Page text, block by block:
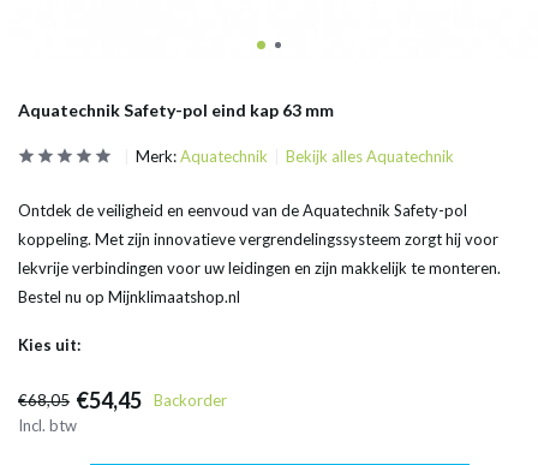
Aquatechnik Safety-pol eind kap 63 mm
Merk:Aquatechnik Bekijk alles Aquatechnik
Ontdek de veiligheid en eenvoud van de Aquatechnik Safety-pol
koppeling. Met zijn innovatieve vergrendelingssysteem zorgt hij voor
lekvrije verbindingen voor uw leidingen en zijn makkelijk te monteren.
Bestel nu op Mijnklimaatshop.nl
Kies uit:
€68,05 €54,45
Backorder
Incl. btw